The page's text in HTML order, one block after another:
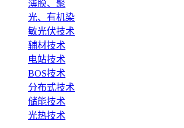
薄膜、聚
光、有机染
敏光伏技术
辅材技术
电站技术
BOS技术
分布式技术
储能技术
光热技术